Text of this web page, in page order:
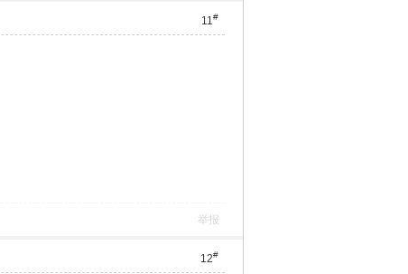
11#
举报
12#